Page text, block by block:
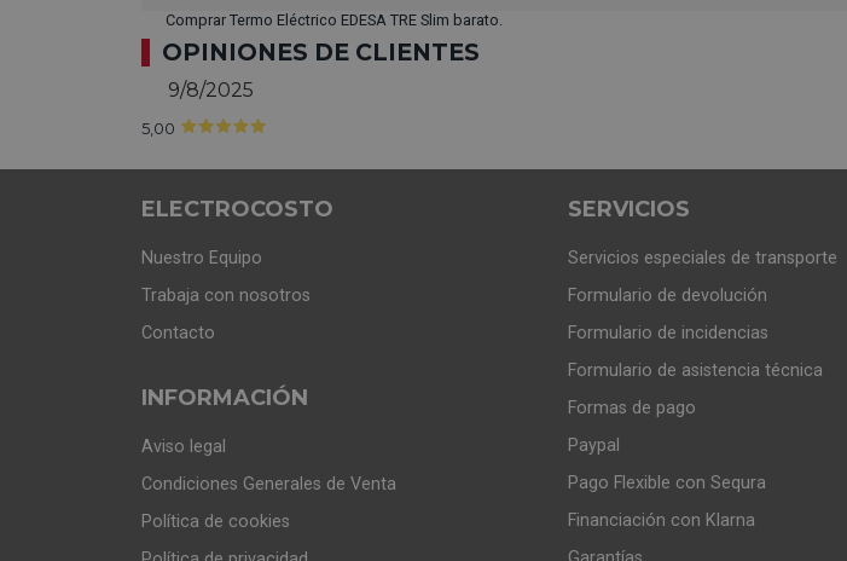
Comprar Termo Eléctrico EDESA TRE Slim barato.
OPINIONES DE CLIENTES
9/8/2025
5,00
ELECTROCOSTO
Nuestro Equipo
Trabaja con nosotros
Contacto
INFORMACIÓN
Aviso legal
Condiciones Generales de Venta
Política de cookies
SERVICIOS
Servicios especiales de transporte
Formulario de devolución
Formulario de incidencias
Formulario de asistencia técnica
Formas de pago
Paypal
Pago Flexible con Sequra
Financiación con Klarna